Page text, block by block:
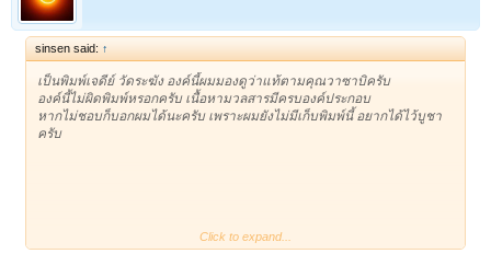
sinsen said: ↑
เป็นพิมพ์เจดีย์ วัดระฆัง องค์นี้ผมมองดูว่าแท้ตามคุณวาซาบิครับ
องค์นี้ไม่ผิดพิมพ์หรอกครับ เนื้อหามวลสารมีครบองค์ประกอบ
หากไม่ชอบก็บอกผมได้นะครับ เพราะผมยังไม่มีเก็บพิมพ์นี้ อยากได้ไว้บูชา
ครับ
Click to expand...